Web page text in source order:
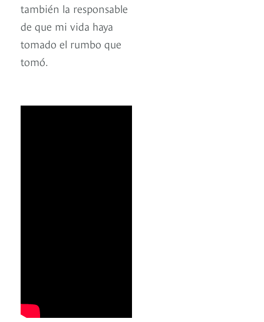
también la responsable
de que mi vida haya
tomado el rumbo que
tomó.